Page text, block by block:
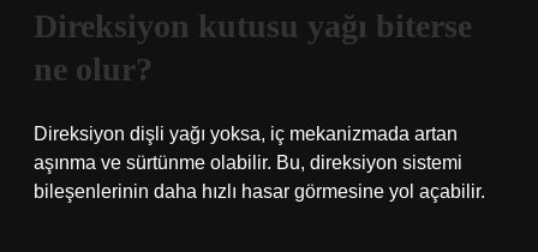
Direksiyon kutusu yağı biterse
ne olur?
Direksiyon dişli yağı yoksa, iç mekanizmada artan
aşınma ve sürtünme olabilir. Bu, direksiyon sistemi
bileşenlerinin daha hızlı hasar görmesine yol açabilir.